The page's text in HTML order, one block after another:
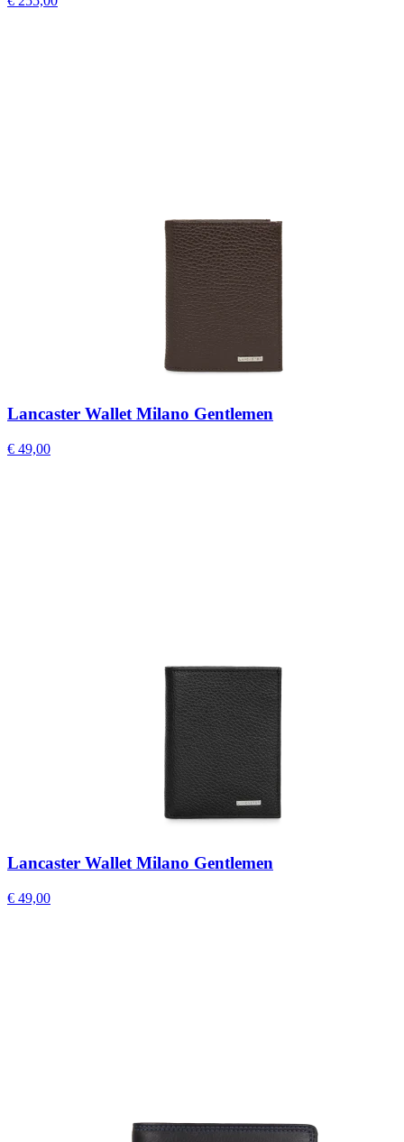
Lancaster Wallet Milano Gentlemen
€ 49,00
Lancaster Wallet Milano Gentlemen
€ 49,00